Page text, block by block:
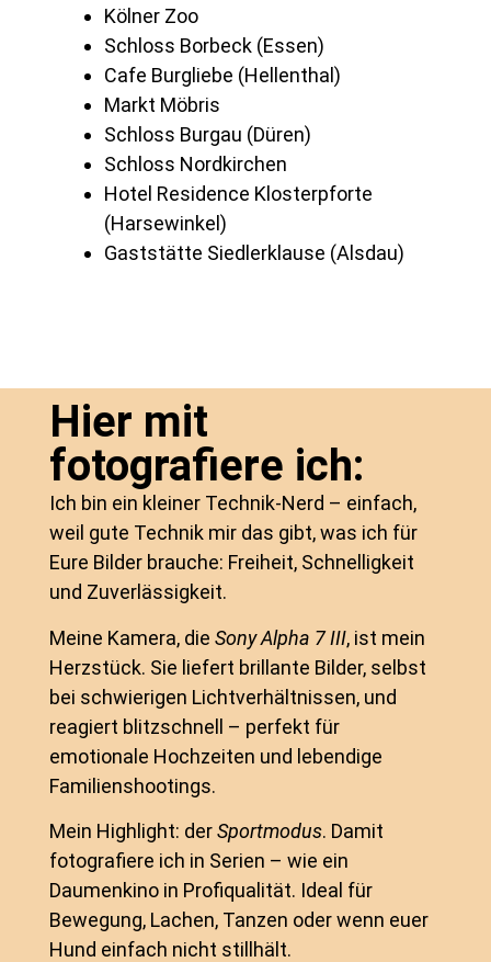
Kölner Zoo
Schloss Borbeck (Essen)
Cafe Burgliebe (Hellenthal)
Markt Möbris
Schloss Burgau (Düren)
Schloss Nordkirchen
Hotel Residence Klosterpforte
(Harsewinkel)
Gaststätte Siedlerklause (Alsdau)
Hier mit
fotografiere ich:
Ich bin ein kleiner Technik-Nerd – einfach,
weil gute Technik mir das gibt, was ich für
Eure Bilder brauche: Freiheit, Schnelligkeit
und Zuverlässigkeit.
Meine Kamera, die Sony Alpha 7 III, ist mein
Herzstück. Sie liefert brillante Bilder, selbst
bei schwierigen Lichtverhältnissen, und
reagiert blitzschnell – perfekt für
emotionale Hochzeiten und lebendige
Familienshootings.
Mein Highlight: derSportmodus. Damit
fotografiere ich in Serien – wie ein
Daumenkino in Profiqualität. Ideal für
Bewegung, Lachen, Tanzen oder wenn euer
Hund einfach nicht stillhält.